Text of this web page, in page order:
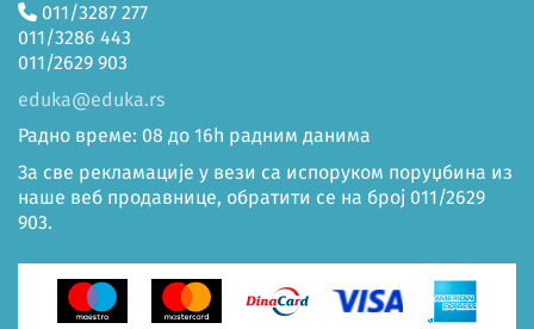
011/3287 277
011/3286 443
011/2629 903
eduka@eduka.rs
Радно време: 08 до 16h радним данима
За све рекламације у вези са испоруком поруџбина из
наше веб продавнице, обратити се на број 011/2629
903.